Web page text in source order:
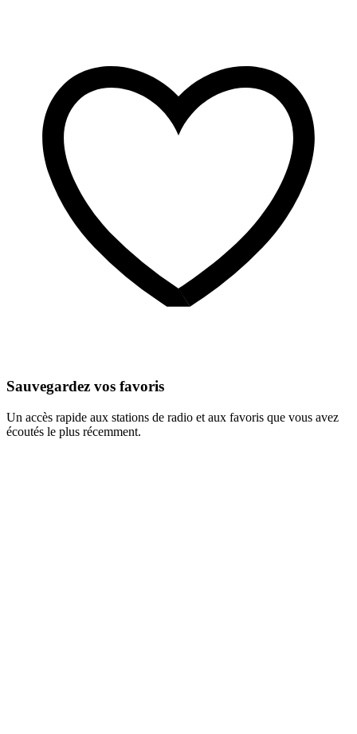
Sauvegardez vos favoris
Un accès rapide aux stations de radio et aux favoris que vous avez
écoutés le plus récemment.